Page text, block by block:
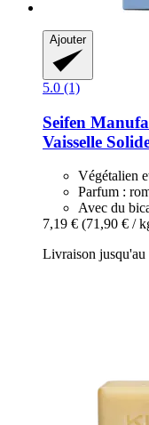
Ajouter
5.0 (1)
Seifen
Vaisselle
Végétalien
Parfum :
Avec du
7,19 € (71,90 € /
Livraison jusqu'au